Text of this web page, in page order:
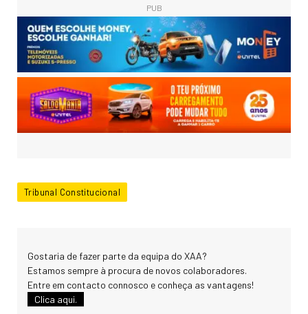
PUB
Tribunal Constitucional
Gostaria de fazer parte da equipa do XAA?
Estamos sempre à procura de novos colaboradores.
Entre em contacto connosco e conheça as vantagens!
Clica aqui.